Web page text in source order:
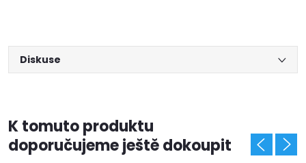
Diskuse
K tomuto produktu
doporučujeme ještě dokoupit